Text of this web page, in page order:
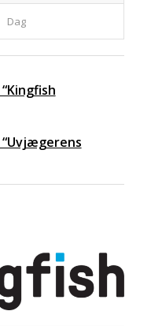
Dag